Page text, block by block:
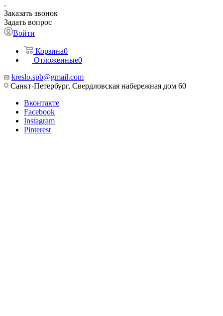
Заказать звонок
Задать вопрос
Войти
Корзина0
Отложенные0
kreslo.spb@gmail.com
Санкт-Петербург, Свердловская набережная дом 60
Вконтакте
Facebook
Instagram
Pinterest